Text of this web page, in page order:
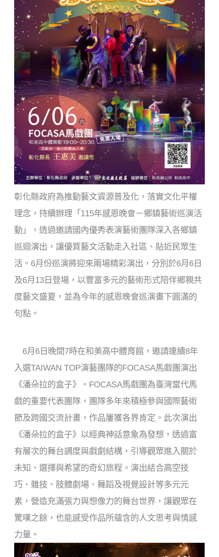
彰化縣政府為推動藝文資源普及化，落實文化平權
理念，持續辦理「115年感恩晚會－鄉鎮藝術巡演活
動」，透過邀請國內優秀表演藝術團隊深入各鄉鎮
巡迴演出，讓優質藝文活動走入社區、貼近民眾生
活。6月份巡演將迎來兩場精彩演出，分別於6月6日
及6月13日登場，以豐富多元的藝術形式陪伴鄉親共
度藝文盛夏，並為今年的感恩晚會巡演畫下圓滿的
句點。
6月6日晚間7時在和美高中體育館，邀請連續8年
入選TAIWAN TOP演藝團隊的FOCASA馬戲團演出
《潘朵拉的盒子》。FOCASA馬戲團為臺灣當代馬
戲的重要代表團隊，團隊多年來積極參與國際藝術
節及跨國交流計畫，作品屢獲各界肯定。此次演出
《潘朵拉的盒子》以經典神話意象為發想，透過富
有層次的舞台調度與戲劇結構，引導觀眾進入關於
未知、選擇與希望的奇幻旅程。演出結合高空技
巧、雜技、肢體劇場、舞蹈及視覺設計等多元元
素，營造充滿張力與想像力的舞台世界，讓觀眾在
驚嘆之餘，也能感受作品所蘊含的人文思考與情感
力量。